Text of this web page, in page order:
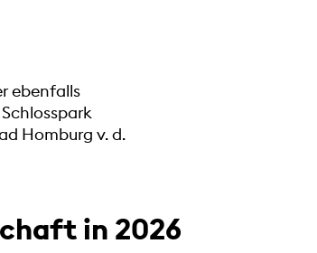
ebenfalls
Homburg v. d.
in 2026